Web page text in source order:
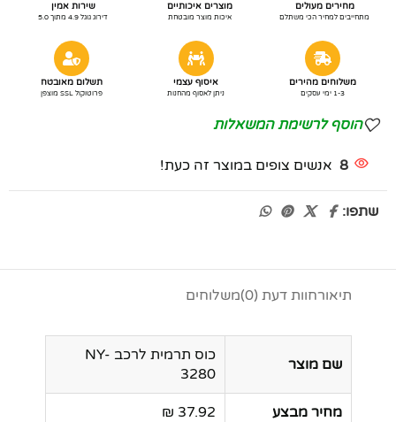
מחירים מעולים
מתחייבים למחיר הכי משתלם
מוצרים איכותיים
איכות מוצר מובטחת
שירות אמין
דירוג גוגל 4.9 מתוך 5.0
משלוחים מהירים
1-3 ימי עסקים
איסוף עצמי
ניתן לאסוף מהחנות
תשלום מאובטח
פרוטוקול SSL מוצפן
הוסף לרשימת המשאלות
8 אנשים צופים במוצר זה כעת!
שתפו:
תיאורחוות דעת (0) משלוחים
שם מוצר
כוס תרמית לרכב NY-
3280
מחיר מבצע 37.92 ₪